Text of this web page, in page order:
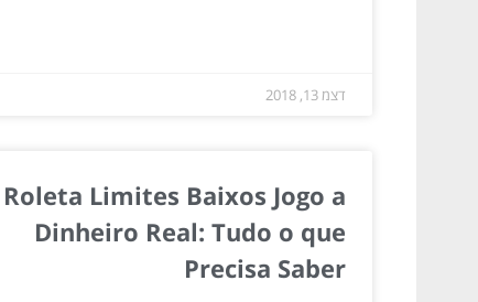
דצמ 13, 2018
Roleta Limites Baixos Jogo a
Dinheiro Real: Tudo o que
Precisa Saber